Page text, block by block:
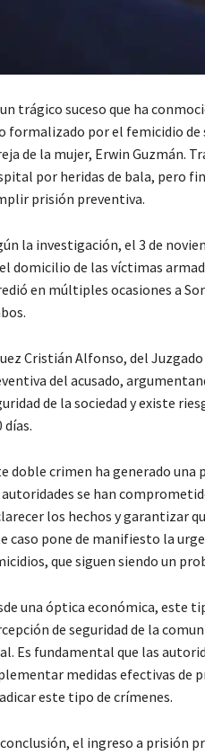
trágico suceso que ha
formalizado por el femicidio de
de la mujer, Erwin Guzmán.
por heridas de bala, pero
prisión preventiva.
la investigación, el 3 de
domicilio de las víctimas
en múltiples ocasiones a
Cristián Alfonso, del
del acusado,
de la sociedad y existe
días.
doble crimen ha generado una
autoridades se han
los hechos y garantizar
caso pone de manifiesto la
que siguen siendo un
una óptica económica, este
de seguridad de la
Es fundamental que las
medidas efectivas de
este tipo de crímenes.
el ingreso a prisión